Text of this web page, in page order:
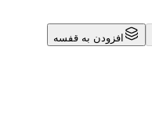
افزودن به قفسه